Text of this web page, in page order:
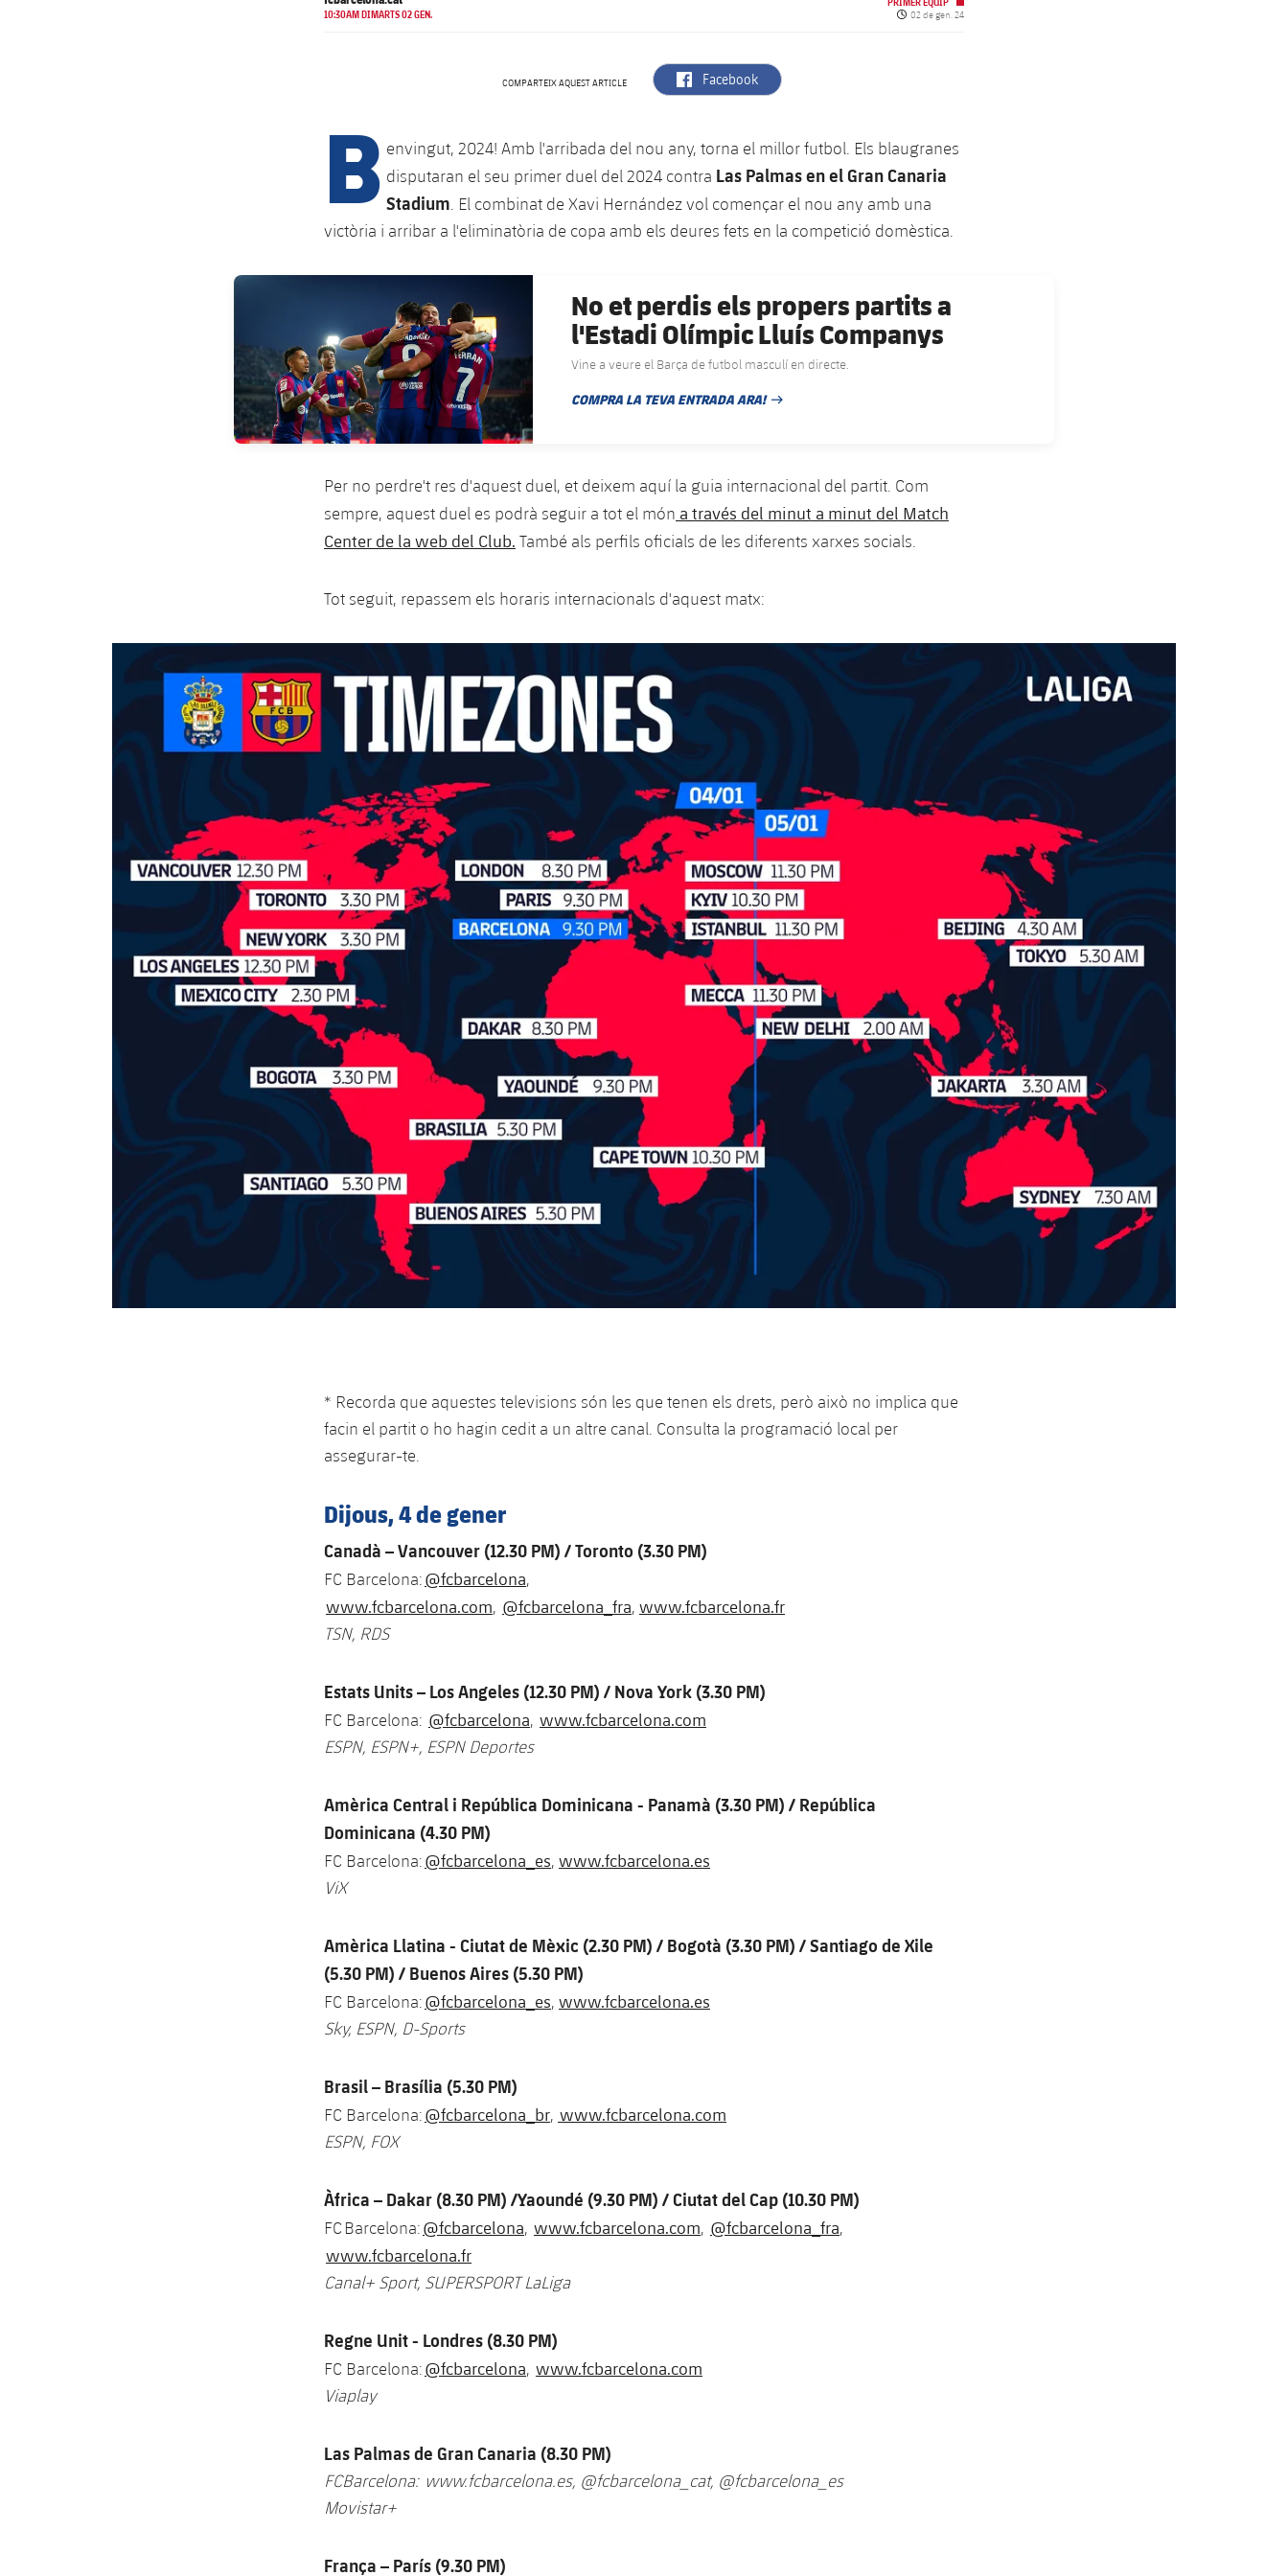
10:30AM DIMARTS 02 GEN.
Data de publicació
02 de gen. 24
COMPARTEIX AQUEST ARTICLE label.aria.facebook
Facebook
B envingut, 2024! Amb l'arribada del nou any, torna el millor futbol. Els blaugranes
disputaran el seu primer duel del 2024 contra Las Palmas en el Gran Canaria
Stadium. El combinat de Xavi Hernández vol començar el nou any amb una
victòria i arribar a l'eliminatòria de copa amb els deures fets en la competició domèstica.
FC Barcelona club badge
No et perdis els propers partits a
l'Estadi Olímpic Lluís Companys
Vine a veure el Barça de futbol masculí en directe.
COMPRA LA TEVA ENTRADA ARA!
DATA DE PUBLICACIÓ
Per no perdre't res d'aquest duel, et deixem aquí la guia internacional del partit. Com
sempre, aquest duel es podrà seguir a tot el món a través del minut a minut del Match
Center de la web del Club. També als perfils oficials de les diferents xarxes socials.
Tot seguit, repassem els horaris internacionals d'aquest matx:
* Recorda que aquestes televisions són les que tenen els drets, però això no implica que
facin el partit o ho hagin cedit a un altre canal. Consulta la programació local per
assegurar-te.
Dijous, 4 de gener
Canadà – Vancouver (12.30 PM) / Toronto (3.30 PM)
FC Barcelona:@fcbarcelona,
www.fcbarcelona.com, @fcbarcelona_fra, www.fcbarcelona.fr
TSN, RDS
Estats Units – Los Angeles (12.30 PM) / Nova York (3.30 PM)
FC Barcelona: @fcbarcelona, www.fcbarcelona.com
ESPN, ESPN+, ESPN Deportes
Amèrica Central i República Dominicana - Panamà (3.30 PM) / República
Dominicana (4.30 PM)
FC Barcelona:@fcbarcelona_es, www.fcbarcelona.es
ViX
Amèrica Llatina - Ciutat de Mèxic (2.30 PM) / Bogotà (3.30 PM) / Santiago de Xile
(5.30 PM) / Buenos Aires (5.30 PM)
FC Barcelona:@fcbarcelona_es, www.fcbarcelona.es
Sky, ESPN, D-Sports
Brasil – Brasília (5.30 PM)
FC Barcelona:@fcbarcelona_br, www.fcbarcelona.com
ESPN, FOX
Àfrica – Dakar (8.30 PM) /Yaoundé (9.30 PM) / Ciutat del Cap (10.30 PM)
FC Barcelona:@fcbarcelona, www.fcbarcelona.com, @fcbarcelona_fra,
www.fcbarcelona.fr
Canal+ Sport, SUPERSPORT LaLiga
Regne Unit - Londres (8.30 PM)
FC Barcelona:@fcbarcelona, www.fcbarcelona.com
Viaplay
Las Palmas de Gran Canaria (8.30 PM)
FCBarcelona: www.fcbarcelona.es, @fcbarcelona_cat, @fcbarcelona_es
Movistar+
França – París (9.30 PM)